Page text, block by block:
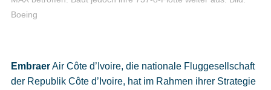
Boeing
EmbraerAir Côte d’Ivoire, die nationale Fluggesellschaft
der Republik Côte d’Ivoire, hat im Rahmen ihrer Strategie